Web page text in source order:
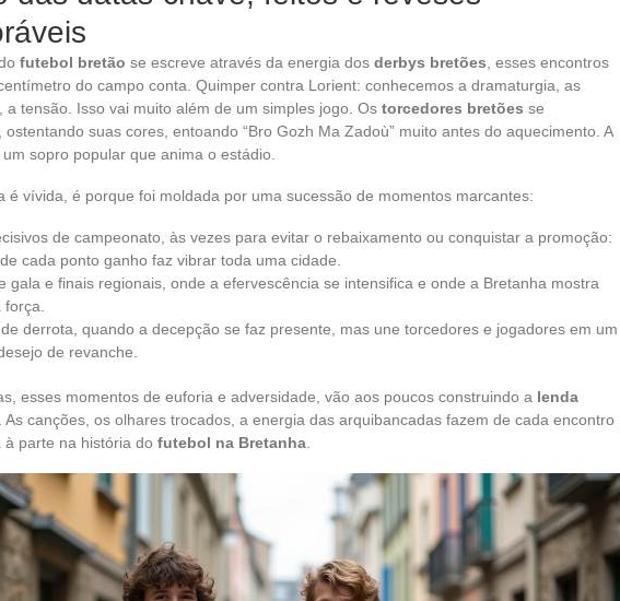
futebol bretão se escreve através da energia dos derbys bretões , esses encontros
do campo conta. Quimper contra Lorient: conhecemos a dramaturgia, as
a tensão. Isso vai muito além de um simples jogo. Os torcedores bretões se
ostentando suas cores, entoando “Bro Gozh Ma Zadoù” muito antes do aquecimento. A
sopro popular que anima o estádio.
é vívida, é porque foi moldada por uma sucessão de momentos marcantes:
de campeonato, às vezes para evitar o rebaixamento ou conquistar a promoção:
cada ponto ganho faz vibrar toda uma cidade.
gala e finais regionais, onde a efervescência se intensifica e onde a Bretanha mostra
derrota, quando a decepção se faz presente, mas une torcedores e jogadores em um
de revanche.
esses momentos de euforia e adversidade, vão aos poucos construindo a lenda
. As canções, os olhares trocados, a energia das arquibancadas fazem de cada encontro
à parte na história do futebol na Bretanha